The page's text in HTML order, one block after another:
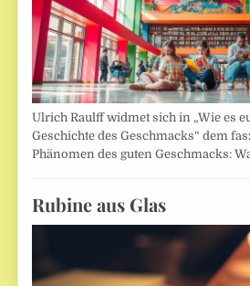
Ulrich Raulff widmet sich in „Wie es
Geschichte des Geschmacks“ dem
Phänomen des guten Geschmacks:
Rubine aus Glas